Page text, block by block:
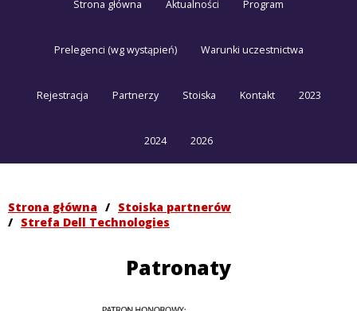
Strona główna Aktualności Program
Prelegenci (wg wystąpień) Warunki uczestnictwa
Rejestracja Partnerzy Stoiska Kontakt 2023
2024 2026
Strona główna / Stoiska partnerów
/ Strefa Dell Technologies
Patronaty